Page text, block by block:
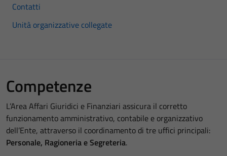
Contatti
Unità organizzative collegate
Competenze
L’Area Affari Giuridici e Finanziari assicura il corretto
funzionamento amministrativo, contabile e organizzativo
dell’Ente, attraverso il coordinamento di tre uffici principali:
Personale, Ragioneria e Segreteria.